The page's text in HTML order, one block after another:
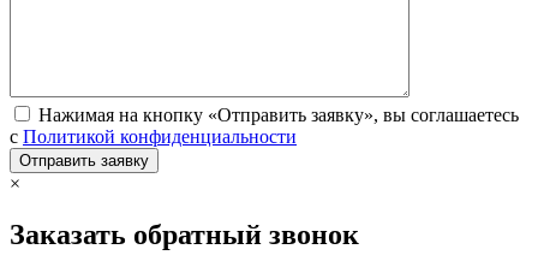
Нажимая на кнопку «Отправить заявку», вы соглашаетесь
с Политикой конфиденциальности
×
Заказать обратный звонок